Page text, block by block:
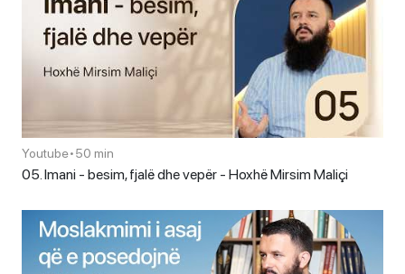
Youtube•50 min
05. Imani - besim, fjalë dhe vepër - Hoxhë Mirsim Maliçi